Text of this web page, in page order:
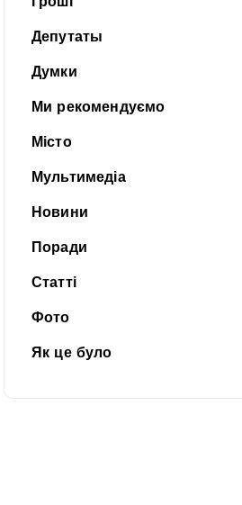
Депутаты
Думки
Ми рекомендуємо
Місто
Мультимедіа
Новини
Поради
Статті
Фото
Як це було